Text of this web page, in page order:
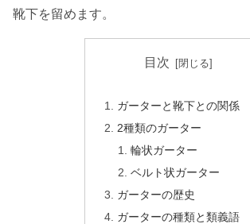
靴下を留めます。
目次
ガーターと靴下との関係
2種類のガーター
輪状ガーター
ベルト状ガーター
ガーターの歴史
ガーターの種類と類義語